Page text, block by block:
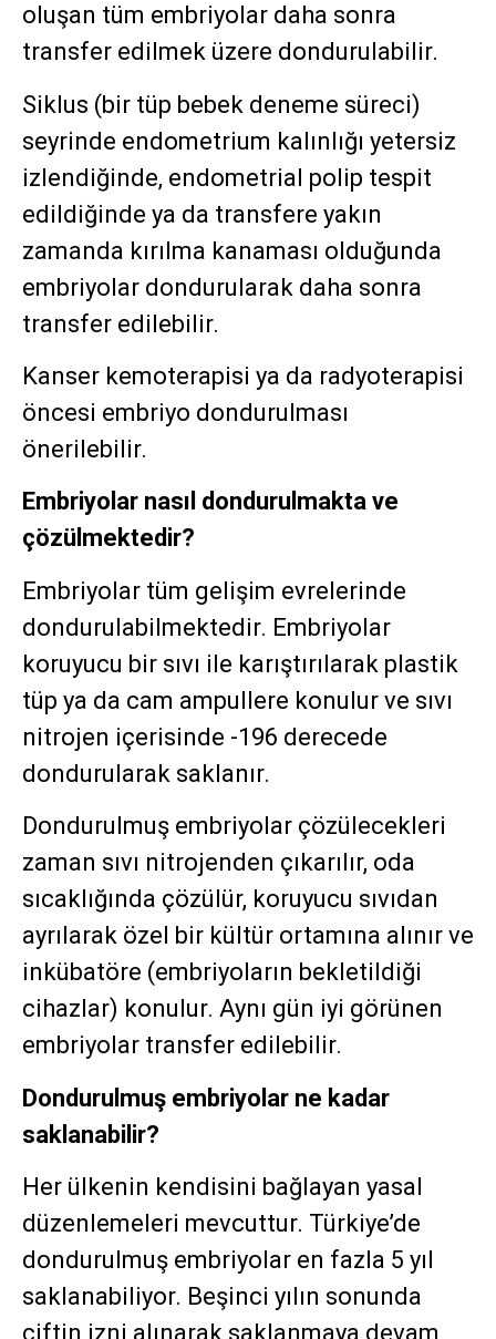
oluşan tüm embriyolar daha sonra
transfer edilmek üzere dondurulabilir.
Siklus (bir tüp bebek deneme süreci)
seyrinde endometrium kalınlığı yetersiz
izlendiğinde, endometrial polip tespit
edildiğinde ya da transfere yakın
zamanda kırılma kanaması olduğunda
embriyolar dondurularak daha sonra
transfer edilebilir.
Kanser kemoterapisi ya da radyoterapisi
öncesi embriyo dondurulması
önerilebilir.
Embriyolar nasıl dondurulmakta ve
çözülmektedir?
Embriyolar tüm gelişim evrelerinde
dondurulabilmektedir. Embriyolar
koruyucu bir sıvı ile karıştırılarak plastik
tüp ya da cam ampullere konulur ve sıvı
nitrojen içerisinde -196 derecede
dondurularak saklanır.
Dondurulmuş embriyolar çözülecekleri
zaman sıvı nitrojenden çıkarılır, oda
sıcaklığında çözülür, koruyucu sıvıdan
ayrılarak özel bir kültür ortamına alınır ve
inkübatöre (embriyoların bekletildiği
cihazlar) konulur. Aynı gün iyi görünen
embriyolar transfer edilebilir.
Dondurulmuş embriyolar ne kadar
saklanabilir?
Her ülkenin kendisini bağlayan yasal
düzenlemeleri mevcuttur. Türkiye’de
dondurulmuş embriyolar en fazla 5 yıl
saklanabiliyor. Beşinci yılın sonunda
çiftin izni alınarak saklanmaya devam